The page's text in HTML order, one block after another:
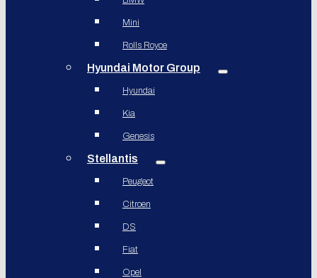
Mini
Rolls Royce
Hyundai Motor Group
Hyundai
Kia
Genesis
Stellantis
Peugeot
Citroen
DS
Fiat
Opel